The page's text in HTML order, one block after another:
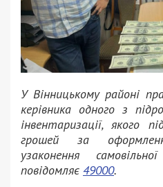
У Вінницькому районі
керівника одного з
інвентаризації, якого
грошей за
узаконення
повідомляє 49000.